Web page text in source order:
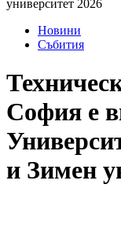
университет 2026
Новини
Събития
София е
и Зимен